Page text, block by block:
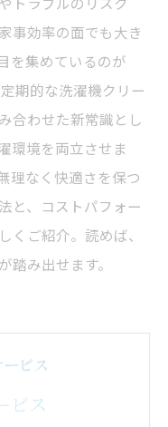
事効率の面でも大き
を集めているのが
期的な洗濯機クリー
合わせた新常識とし
環境を両立させま
理なく快適さを保つ
と、コストパフォー
くご紹介。読めば、
み出せます。
ビス